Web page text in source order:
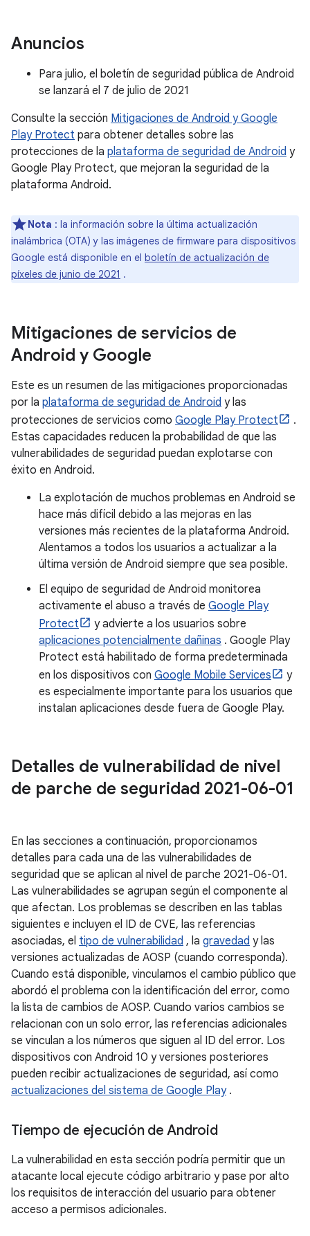
Anuncios
Para julio, el boletín de seguridad pública de Android
se lanzará el 7 de julio de 2021
Consulte la sección Mitigaciones de Android y Google
Play Protect para obtener detalles sobre las
protecciones de la plataforma de seguridad de Android y
Google Play Protect, que mejoran la seguridad de la
plataforma Android.
Nota : la información sobre la última actualización
inalámbrica (OTA) y las imágenes de firmware para dispositivos
Google está disponible en el boletín de actualización de
píxeles de junio de 2021 .
Mitigaciones de servicios de
Android y Google
Este es un resumen de las mitigaciones proporcionadas
por la plataforma de seguridad de Android y las
protecciones de servicios como Google Play Protect
.
Estas capacidades reducen la probabilidad de que las
vulnerabilidades de seguridad puedan explotarse con
éxito en Android.
La explotación de muchos problemas en Android se
hace más difícil debido a las mejoras en las
versiones más recientes de la plataforma Android.
Alentamos a todos los usuarios a actualizar a la
última versión de Android siempre que sea posible.
El equipo de seguridad de Android monitorea
activamente el abuso a través de Google Play
Protect
y advierte a los usuarios sobre
aplicaciones potencialmente dañinas . Google Play
Protect está habilitado de forma predeterminada
en los dispositivos con Google Mobile Services
y
es especialmente importante para los usuarios que
instalan aplicaciones desde fuera de Google Play.
Detalles de vulnerabilidad de nivel
de parche de seguridad 2021-06-01
En las secciones a continuación, proporcionamos
detalles para cada una de las vulnerabilidades de
seguridad que se aplican al nivel de parche 2021-06-01.
Las vulnerabilidades se agrupan según el componente al
que afectan. Los problemas se describen en las tablas
siguientes e incluyen el ID de CVE, las referencias
asociadas, el tipo de vulnerabilidad , la gravedad y las
versiones actualizadas de AOSP (cuando corresponda).
Cuando está disponible, vinculamos el cambio público que
abordó el problema con la identificación del error, como
la lista de cambios de AOSP. Cuando varios cambios se
relacionan con un solo error, las referencias adicionales
se vinculan a los números que siguen al ID del error. Los
dispositivos con Android 10 y versiones posteriores
pueden recibir actualizaciones de seguridad, así como
actualizaciones del sistema de Google Play.
Tiempo de ejecución de Android
La vulnerabilidad en esta sección podría permitir que un
atacante local ejecute código arbitrario y pase por alto
los requisitos de interacción del usuario para obtener
acceso a permisos adicionales.